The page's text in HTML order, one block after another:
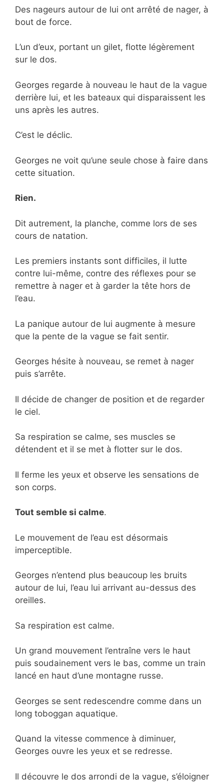
Des nageurs autour de lui ont arrêté de nager, à
bout de force.
L’un d’eux, portant un gilet, flotte légèrement
sur le dos.
Georges regarde à nouveau le haut de la vague
derrière lui, et les bateaux qui disparaissent les
uns après les autres.
C’est le déclic.
Georges ne voit qu’une seule chose à faire dans
cette situation.
Rien.
Dit autrement, la planche, comme lors de ses
cours de natation.
Les premiers instants sont difficiles, il lutte
contre lui-même, contre des réflexes pour se
remettre à nager et à garder la tête hors de
l’eau.
La panique autour de lui augmente à mesure
que la pente de la vague se fait sentir.
Georges hésite à nouveau, se remet à nager
puis s’arrête.
Il décide de changer de position et de regarder
le ciel.
Sa respiration se calme, ses muscles se
détendent et il se met à flotter sur le dos.
Il ferme les yeux et observe les sensations de
son corps.
Tout semble si calme.
Le mouvement de l’eau est désormais
imperceptible.
Georges n’entend plus beaucoup les bruits
autour de lui, l’eau lui arrivant au-dessus des
oreilles.
Sa respiration est calme.
Un grand mouvement l’entraîne vers le haut
puis soudainement vers le bas, comme un train
lancé en haut d’une montagne russe.
Georges se sent redescendre comme dans un
long toboggan aquatique.
Quand la vitesse commence à diminuer,
Georges ouvre les yeux et se redresse.
Il découvre le dos arrondi de la vague, s’éloigner